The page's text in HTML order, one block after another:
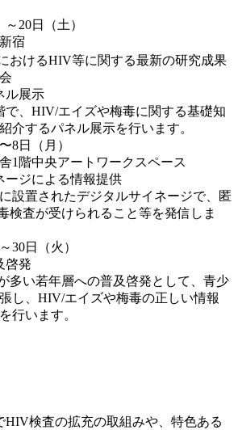
20日（土）
宿
おけるHIV等に関する最新の研究成果
ル展示
、HIV/エイズや梅毒に関する基礎知
介するパネル展示を行います。
8日（月）
1階中央アートワークスペース
ージによる情報提供
設置されたデジタルサイネージで、匿
検査が受けられること等を発信しま
30日（火）
啓発
い若年層への普及啓発として、青少
し、HIV/エイズや梅毒の正しい情報
行います。
検査の拡充の取組みや、特色ある